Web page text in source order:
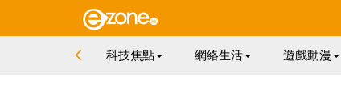
科技焦點 網絡生活 遊戲動漫